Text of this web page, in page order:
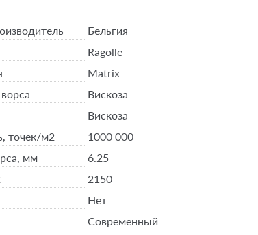
Бельгия
Ragolle
Matrix
Вискоза
Вискоза
точек/м2
1000 000
мм
6.25
2150
Нет
Современный